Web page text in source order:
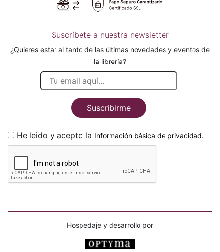
Suscríbete a nuestra newsletter
¿Quieres estar al tanto de las últimas novedades y eventos de
la librería?
Suscribirme
He leido y acepto la Información básica de privacidad.
Hospedaje y desarrollo por